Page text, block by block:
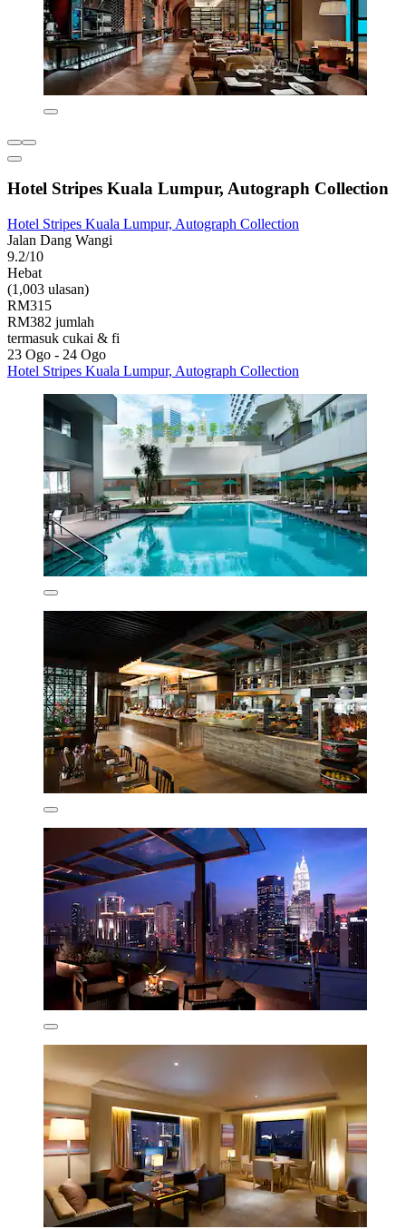
Hotel Stripes Kuala Lumpur, Autograph Collection
Hotel Stripes Kuala Lumpur, Autograph Collection
Jalan Dang Wangi
9.2/10
Hebat
(1,003 ulasan)
RM315
RM382 jumlah
termasuk cukai & fi
23 Ogo - 24 Ogo
Hotel Stripes Kuala Lumpur, Autograph Collection